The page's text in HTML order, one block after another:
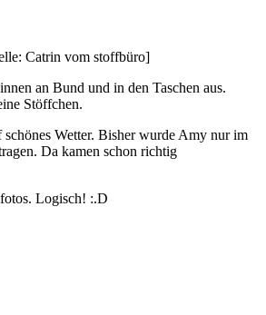
Catrin vom stoffbüro]
an Bund und in den Taschen aus.
Stöffchen.
schönes Wetter. Bisher wurde Amy nur im
Da kamen schon richtig
Logisch! :.D